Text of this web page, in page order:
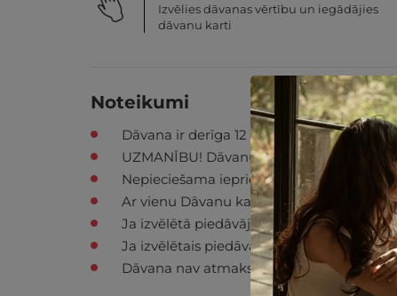
Izvēlies dāvanas vērtību un iegādājies
dāvanu karti
Noteikumi
Dāvana ir derīga 12 mēnešus no iegādes
UZMANĪBU! Dāvanu karti iespējams
Nepieciešama iepriekšēja rezervācija,
Ar vienu Dāvanu karti var norēķināties
Ja izvēlētā piedāvājuma summa ir
Ja izvēlētais piedāvājums pārsniedz
Dāvana nav atmaksājama un nav